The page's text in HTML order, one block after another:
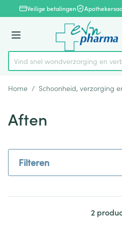
Ga naar de inhoud
1 van 1Veilige betalingen
Menu
Product, merk, categorie...
Vind snel wondverzorging en
Home / Schoonheid, verzorging
Aften
Filteren
2